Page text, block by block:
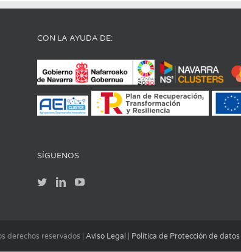
CON LA AYUDA DE:
SÍGUENOS
derechos reservados | Aviso Legal Política de Protección de datos